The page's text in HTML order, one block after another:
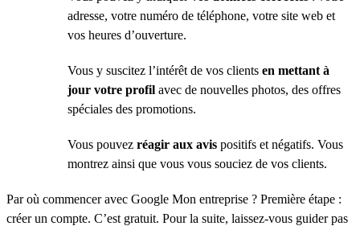
adresse, votre numéro de téléphone, votre site web et
vos heures d’ouverture.
Vous y suscitez l’intérêt de vos clients en mettant à
jour votre profil avec de nouvelles photos, des offres
spéciales des promotions.
Vous pouvez réagir aux avis positifs et négatifs. Vous
montrez ainsi que vous vous souciez de vos clients.
Par où commencer avec Google Mon entreprise ? Première étape :
créer un compte. C’est gratuit. Pour la suite, laissez-vous guider pas